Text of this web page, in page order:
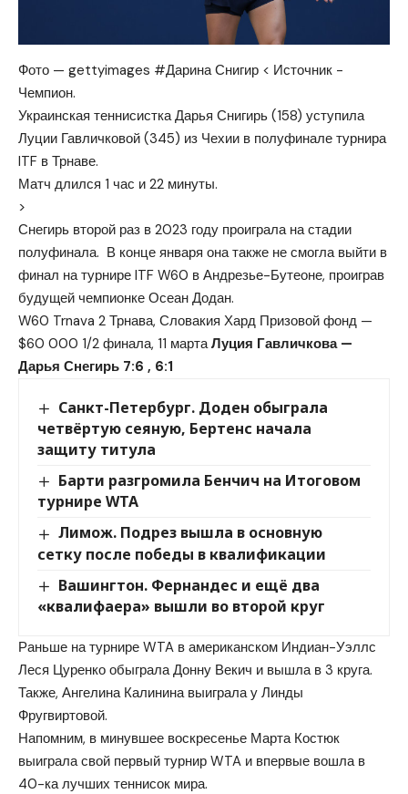
Фото — gettyimages #Дарина Снигир < Источник -
Чемпион.
Украинская теннисистка Дарья Снигирь (158) уступила
Луции Гавличковой (345) из Чехии в полуфинале турнира
ITF в Трнаве.
Матч длился 1 час и 22 минуты.
>
Снегирь второй раз в 2023 году проиграла на стадии
полуфинала. В конце января она также не смогла выйти в
финал на турнире ITF W60 в Андрезье-Бутеоне, проиграв
будущей чемпионке Осеан Додан.
W60 Trnava 2 Трнава, Словакия Хард Призовой фонд —
$60 000 1/2 финала, 11 мартаЛуция Гавличкова —
Дарья Снегирь 7:6 , 6:1
Санкт-Петербург. Доден обыграла
четвёртую сеяную, Бертенс начала
защиту титула
Барти разгромила Бенчич на Итоговом
турнире WTA
Лимож. Подрез вышла в основную
сетку после победы в квалификации
Вашингтон. Фернандес и ещё два
«квалифаера» вышли во второй круг
Раньше на турнире WTA в американском Индиан-Уэллс
Леся Цуренко обыграла Донну Векич и вышла в 3 круга.
Также, Ангелина Калинина выиграла у Линды
Фругвиртовой.
Напомним, в минувшее воскресенье Марта Костюк
выиграла свой первый турнир WTA и впервые вошла в
40-ка лучших теннисок мира.